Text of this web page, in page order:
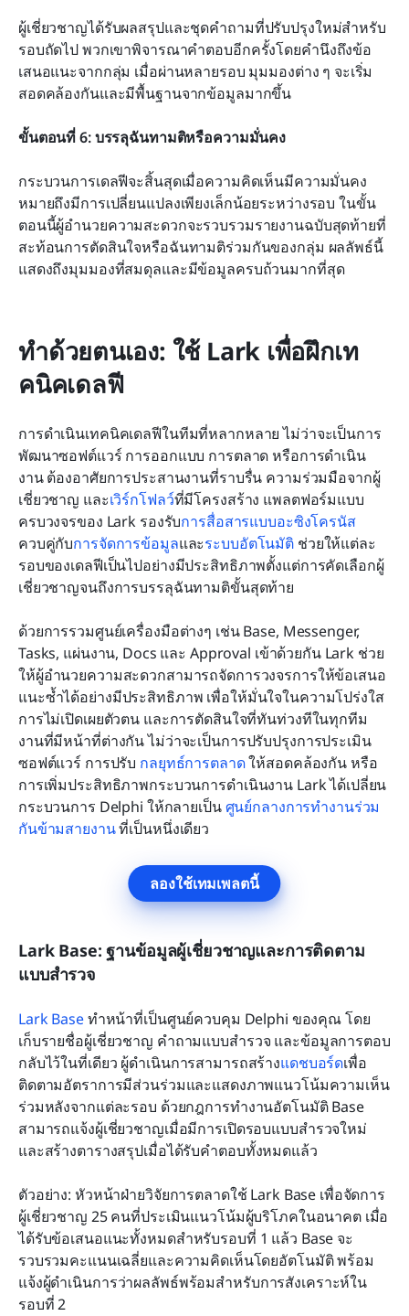
ผู้เชี่ยวชาญได้รับผลสรุปและชุดคำถามที่ปรับปรุงใหม่สำหรับ
รอบถัดไป พวกเขาพิจารณาคำตอบอีกครั้งโดยคำนึงถึงข้อ
เสนอแนะจากกลุ่ม เมื่อผ่านหลายรอบ มุมมองต่าง ๆ จะเริ่ม
สอดคล้องกันและมีพื้นฐานจากข้อมูลมากขึ้น
ขั้นตอนที่ 6: บรรลุฉันทามติหรือความมั่นคง
กระบวนการเดลฟีจะสิ้นสุดเมื่อความคิดเห็นมีความมั่นคง
หมายถึงมีการเปลี่ยนแปลงเพียงเล็กน้อยระหว่างรอบ ในขั้น
ตอนนี้ผู้อำนวยความสะดวกจะรวบรวมรายงานฉบับสุดท้ายที่
สะท้อนการตัดสินใจหรือฉันทามติร่วมกันของกลุ่ม ผลลัพธ์นี้
แสดงถึงมุมมองที่สมดุลและมีข้อมูลครบถ้วนมากที่สุด
ทำด้วยตนเอง: ใช้ Lark เพื่อฝึกเท
คนิคเดลฟี
การดำเนินเทคนิคเดลฟีในทีมที่หลากหลาย ไม่ว่าจะเป็นการ
พัฒนาซอฟต์แวร์ การออกแบบ การตลาด หรือการดำเนิน
งาน ต้องอาศัยการประสานงานที่ราบรื่น ความร่วมมือจากผู้
เชี่ยวชาญ และเวิร์กโฟลว์ที่มีโครงสร้าง แพลตฟอร์มแบบ
ครบวงจรของ Lark รองรับการสื่อสารแบบอะซิงโครนัส
ควบคู่กับการจัดการข้อมูลและระบบอัตโนมัติ ช่วยให้แต่ละ
รอบของเดลฟีเป็นไปอย่างมีประสิทธิภาพตั้งแต่การคัดเลือกผู้
เชี่ยวชาญจนถึงการบรรลุฉันทามติขั้นสุดท้าย
ด้วยการรวมศูนย์เครื่องมือต่างๆ เช่น Base, Messenger,
Tasks, แผ่นงาน, Docs และ Approval เข้าด้วยกัน Lark ช่วย
ให้ผู้อำนวยความสะดวกสามารถจัดการวงจรการให้ข้อเสนอ
แนะซ้ำได้อย่างมีประสิทธิภาพ เพื่อให้มั่นใจในความโปร่งใส
การไม่เปิดเผยตัวตน และการตัดสินใจที่ทันท่วงทีในทุกทีม
งานที่มีหน้าที่ต่างกัน ไม่ว่าจะเป็นการปรับปรุงการประเมิน
ซอฟต์แวร์ การปรับ กลยุทธ์การตลาด ให้สอดคล้องกัน หรือ
การเพิ่มประสิทธิภาพกระบวนการดำเนินงาน Lark ได้เปลี่ยน
กระบวนการ Delphi ให้กลายเป็น ศูนย์กลางการทำงานร่วม
กันข้ามสายงาน ที่เป็นหนึ่งเดียว
ลองใช้เทมเพลตนี้
Lark Base: ฐานข้อมูลผู้เชี่ยวชาญและการติดตาม
แบบสำรวจ
Lark Base ทำหน้าที่เป็นศูนย์ควบคุม Delphi ของคุณ โดย
เก็บรายชื่อผู้เชี่ยวชาญ คำถามแบบสำรวจ และข้อมูลการตอบ
กลับไว้ในที่เดียว ผู้ดำเนินการสามารถสร้างแดชบอร์ดเพื่อ
ติดตามอัตราการมีส่วนร่วมและแสดงภาพแนวโน้มความเห็น
ร่วมหลังจากแต่ละรอบ ด้วยกฎการทำงานอัตโนมัติ Base
สามารถแจ้งผู้เชี่ยวชาญเมื่อมีการเปิดรอบแบบสำรวจใหม่
และสร้างตารางสรุปเมื่อได้รับคำตอบทั้งหมดแล้ว
ตัวอย่าง: หัวหน้าฝ่ายวิจัยการตลาดใช้ Lark Base เพื่อจัดการ
ผู้เชี่ยวชาญ 25 คนที่ประเมินแนวโน้มผู้บริโภคในอนาคต เมื่อ
ได้รับข้อเสนอแนะทั้งหมดสำหรับรอบที่ 1 แล้ว Base จะ
รวบรวมคะแนนเฉลี่ยและความคิดเห็นโดยอัตโนมัติ พร้อม
แจ้งผู้ดำเนินการว่าผลลัพธ์พร้อมสำหรับการสังเคราะห์ใน
รอบที่ 2